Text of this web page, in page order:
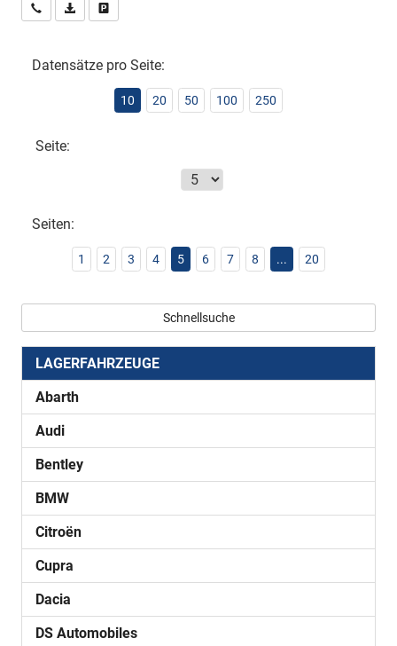
Wir rufen Sie anPDF-Datei, Fahrzeugexposé drucken
Datensätze pro Seite:
10 20 50 100 250
Seite:
Seiten:
1 2 3 4 5 6 7 8 ... 20
Schnellsuche
LAGERFAHRZEUGE
Abarth
Audi
Bentley
BMW
Citroën
Cupra
Dacia
DS Automobiles